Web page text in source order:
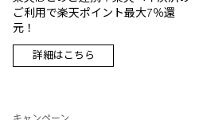
ご利用で楽天ポイント最大7％還
元！
詳細はこちら